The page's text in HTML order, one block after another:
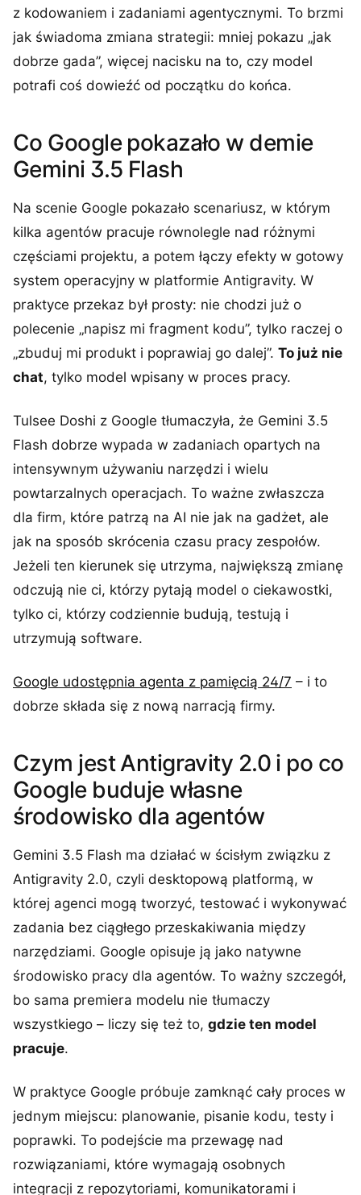
z kodowaniem i zadaniami agentycznymi. To brzmi
jak świadoma zmiana strategii: mniej pokazu „jak
dobrze gada”, więcej nacisku na to, czy model
potrafi coś dowieźć od początku do końca.
Co Google pokazało w demie
Gemini 3.5 Flash
Na scenie Google pokazało scenariusz, w którym
kilka agentów pracuje równolegle nad różnymi
częściami projektu, a potem łączy efekty w gotowy
system operacyjny w platformie Antigravity. W
praktyce przekaz był prosty: nie chodzi już o
polecenie „napisz mi fragment kodu”, tylko raczej o
„zbuduj mi produkt i poprawiaj go dalej”. To już nie
chat, tylko model wpisany w proces pracy.
Tulsee Doshi z Google tłumaczyła, że Gemini 3.5
Flash dobrze wypada w zadaniach opartych na
intensywnym używaniu narzędzi i wielu
powtarzalnych operacjach. To ważne zwłaszcza
dla firm, które patrzą na AI nie jak na gadżet, ale
jak na sposób skrócenia czasu pracy zespołów.
Jeżeli ten kierunek się utrzyma, największą zmianę
odczują nie ci, którzy pytają model o ciekawostki,
tylko ci, którzy codziennie budują, testują i
utrzymują software.
Google udostępnia agenta z pamięcią 24/7 – i to
dobrze składa się z nową narracją firmy.
Czym jest Antigravity 2.0 i po co
Google buduje własne
środowisko dla agentów
Gemini 3.5 Flash ma działać w ścisłym związku z
Antigravity 2.0, czyli desktopową platformą, w
której agenci mogą tworzyć, testować i wykonywać
zadania bez ciągłego przeskakiwania między
narzędziami. Google opisuje ją jako natywne
środowisko pracy dla agentów. To ważny szczegół,
bo sama premiera modelu nie tłumaczy
wszystkiego – liczy się też to, gdzie ten model
pracuje.
W praktyce Google próbuje zamknąć cały proces w
jednym miejscu: planowanie, pisanie kodu, testy i
poprawki. To podejście ma przewagę nad
rozwiązaniami, które wymagają osobnych
integracji z repozytoriami, komunikatorami i